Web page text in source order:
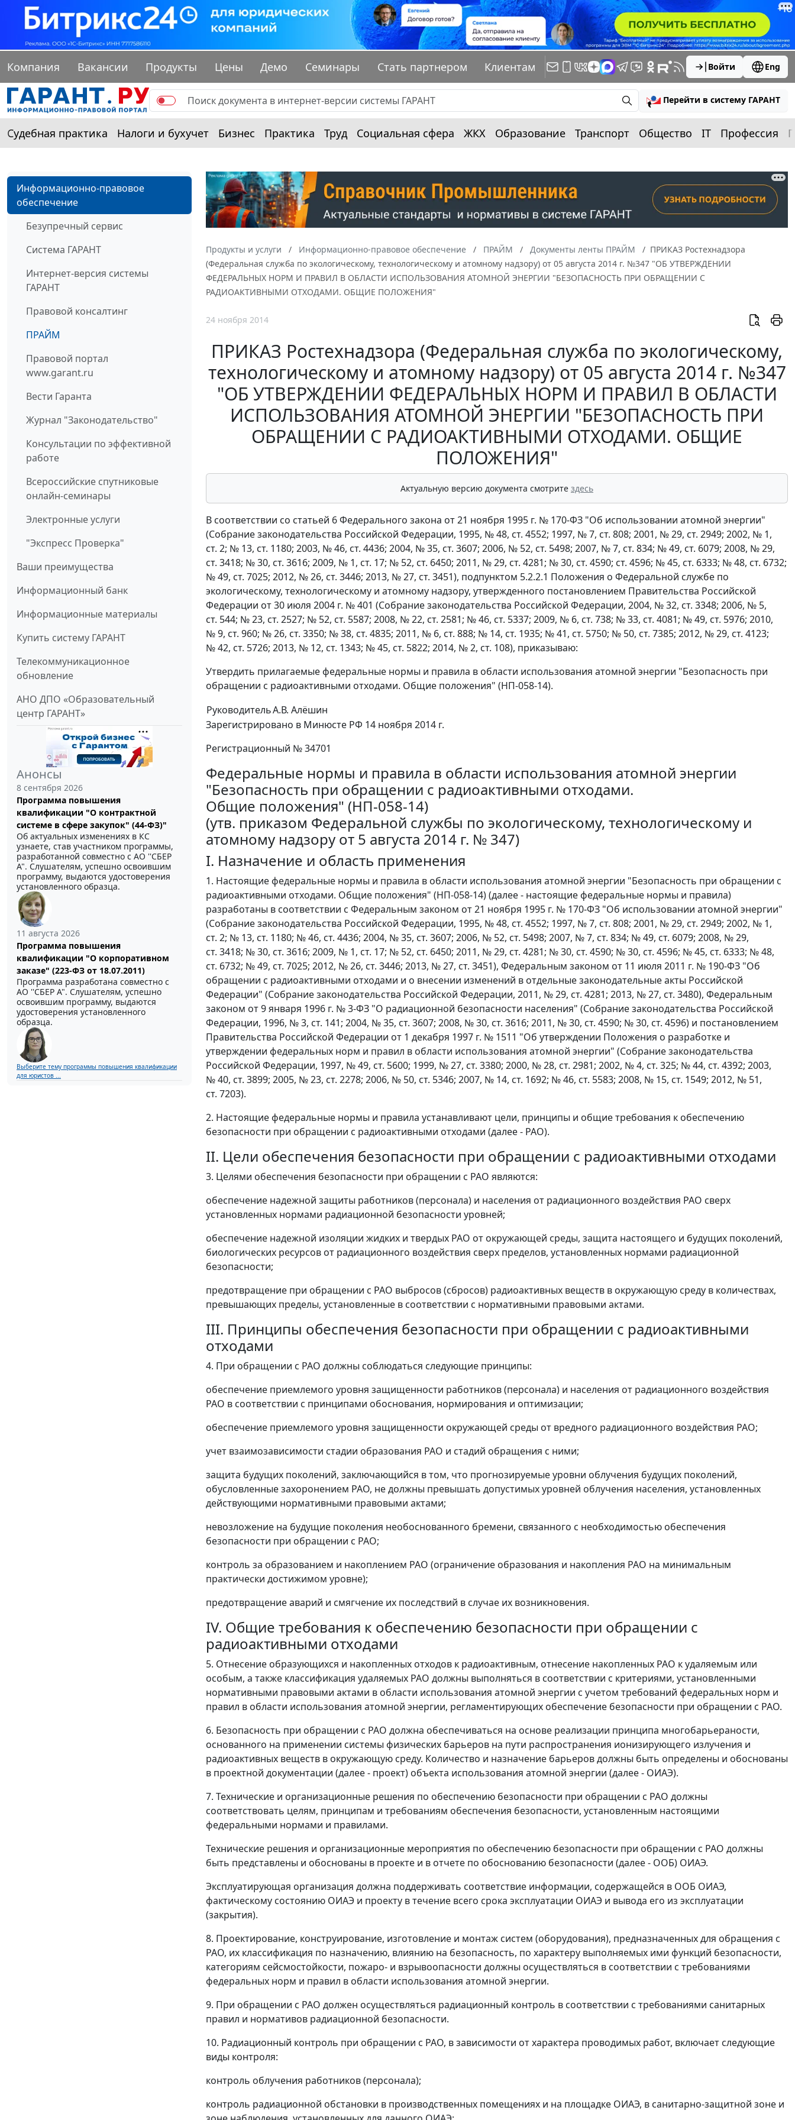
Компания Вакансии Продукты Цены Демо Семинары Стать партнером Клиентам Войти Eng
Перейти в систему ГАРАНТ
Судебная практика Налоги и бухучет Бизнес Практика Труд Социальная сфера ЖКХ Образование Транспорт Общество IT Профессия
Информационно-правовое
обеспечение
Безупречный сервис
Система ГАРАНТ
Интернет-версия системы
ГАРАНТ
Правовой консалтинг
ПРАЙМ
Правовой портал
www.garant.ru
Вести Гаранта
Журнал "Законодательство"
Консультации по эффективной
работе
Всероссийские спутниковые
онлайн-семинары
Электронные услуги
"Экспресс Проверка"
Ваши преимущества
Информационный банк
Информационные материалы
Купить систему ГАРАНТ
Телекоммуникационное
обновление
АНО ДПО «Образовательный
центр ГАРАНТ»
Анонсы
8 сентября 2026
Программа повышения
квалификации "О контрактной
системе в сфере закупок" (44-ФЗ)"
Об актуальных изменениях в КС
узнаете, став участником программы,
разработанной совместно с АО ''СБЕР
А". Слушателям, успешно освоившим
программу, выдаются удостоверения
установленного образца.
11 августа 2026
Программа повышения
квалификации "О корпоративном
заказе" (223-ФЗ от 18.07.2011)
Программа разработана совместно с
АО ''СБЕР А". Слушателям, успешно
освоившим программу, выдаются
удостоверения установленного
образца.
Выберите тему программы повышения квалификации
для юристов ...
Продукты и услуги Информационно-правовое обеспечение ПРАЙМ Документы ленты ПРАЙМ
ПРИКАЗ Ростехнадзора
(Федеральная служба по экологическому, технологическому и атомному надзору) от 05 августа 2014 г. №347 "ОБ УТВЕРЖДЕНИИ
ФЕДЕРАЛЬНЫХ НОРМ И ПРАВИЛ В ОБЛАСТИ ИСПОЛЬЗОВАНИЯ АТОМНОЙ ЭНЕРГИИ "БЕЗОПАСНОСТЬ ПРИ ОБРАЩЕНИИ С
РАДИОАКТИВНЫМИ ОТХОДАМИ. ОБЩИЕ ПОЛОЖЕНИЯ"
24 ноября 2014
ПРИКАЗ Ростехнадзора (Федеральная служба по экологическому,
технологическому и атомному надзору) от 05 августа 2014 г. №347
"ОБ УТВЕРЖДЕНИИ ФЕДЕРАЛЬНЫХ НОРМ И ПРАВИЛ В ОБЛАСТИ
ИСПОЛЬЗОВАНИЯ АТОМНОЙ ЭНЕРГИИ "БЕЗОПАСНОСТЬ ПРИ
ОБРАЩЕНИИ С РАДИОАКТИВНЫМИ ОТХОДАМИ. ОБЩИЕ
ПОЛОЖЕНИЯ"
Актуальную версию документа смотрите здесь
В соответствии со статьей 6 Федерального закона от 21 ноября 1995 г. № 170-ФЗ "Об использовании атомной энергии"
(Собрание законодательства Российской Федерации, 1995, № 48, ст. 4552; 1997, № 7, ст. 808; 2001, № 29, ст. 2949; 2002, № 1,
ст. 2; № 13, ст. 1180; 2003, № 46, ст. 4436; 2004, № 35, ст. 3607; 2006, № 52, ст. 5498; 2007, № 7, ст. 834; № 49, ст. 6079; 2008, № 29,
ст. 3418; № 30, ст. 3616; 2009, № 1, ст. 17; № 52, ст. 6450; 2011, № 29, ст. 4281; № 30, ст. 4590; ст. 4596; № 45, ст. 6333; № 48, ст. 6732;
№ 49, ст. 7025; 2012, № 26, ст. 3446; 2013, № 27, ст. 3451), подпунктом 5.2.2.1 Положения о Федеральной службе по
экологическому, технологическому и атомному надзору, утвержденного постановлением Правительства Российской
Федерации от 30 июля 2004 г. № 401 (Собрание законодательства Российской Федерации, 2004, № 32, ст. 3348; 2006, № 5,
ст. 544; № 23, ст. 2527; № 52, ст. 5587; 2008, № 22, ст. 2581; № 46, ст. 5337; 2009, № 6, ст. 738; № 33, ст. 4081; № 49, ст. 5976; 2010,
№ 9, ст. 960; № 26, ст. 3350; № 38, ст. 4835; 2011, № 6, ст. 888; № 14, ст. 1935; № 41, ст. 5750; № 50, ст. 7385; 2012, № 29, ст. 4123;
№ 42, ст. 5726; 2013, № 12, ст. 1343; № 45, ст. 5822; 2014, № 2, ст. 108), приказываю:
Утвердить прилагаемые федеральные нормы и правила в области использования атомной энергии "Безопасность при
обращении с радиоактивными отходами. Общие положения" (НП-058-14).
РуководительА.В. Алёшин
Зарегистрировано в Минюсте РФ 14 ноября 2014 г.
Регистрационный № 34701
Федеральные нормы и правила в области использования атомной энергии
"Безопасность при обращении с радиоактивными отходами.
Общие положения" (НП-058-14)
(утв. приказом Федеральной службы по экологическому, технологическому и
атомному надзору от 5 августа 2014 г. № 347)
I. Назначение и область применения
1. Настоящие федеральные нормы и правила в области использования атомной энергии "Безопасность при обращении с
радиоактивными отходами. Общие положения" (НП-058-14) (далее - настоящие федеральные нормы и правила)
разработаны в соответствии с Федеральным законом от 21 ноября 1995 г. № 170-ФЗ "Об использовании атомной энергии"
(Собрание законодательства Российской Федерации, 1995, № 48, ст. 4552; 1997, № 7, ст. 808; 2001, № 29, ст. 2949; 2002, № 1,
ст. 2; № 13, ст. 1180; № 46, ст. 4436; 2004, № 35, ст. 3607; 2006, № 52, ст. 5498; 2007, № 7, ст. 834; № 49, ст. 6079; 2008, № 29,
ст. 3418; № 30, ст. 3616; 2009, № 1, ст. 17; № 52, ст. 6450; 2011, № 29, ст. 4281; № 30, ст. 4590; № 30, ст. 4596; № 45, ст. 6333; № 48,
ст. 6732; № 49, ст. 7025; 2012, № 26, ст. 3446; 2013, № 27, ст. 3451), Федеральным законом от 11 июля 2011 г. № 190-ФЗ "Об
обращении с радиоактивными отходами и о внесении изменений в отдельные законодательные акты Российской
Федерации" (Собрание законодательства Российской Федерации, 2011, № 29, ст. 4281; 2013, № 27, ст. 3480), Федеральным
законом от 9 января 1996 г. № 3-ФЗ "О радиационной безопасности населения" (Собрание законодательства Российской
Федерации, 1996, № 3, ст. 141; 2004, № 35, ст. 3607; 2008, № 30, ст. 3616; 2011, № 30, ст. 4590; № 30, ст. 4596) и постановлением
Правительства Российской Федерации от 1 декабря 1997 г. № 1511 "Об утверждении Положения о разработке и
утверждении федеральных норм и правил в области использования атомной энергии" (Собрание законодательства
Российской Федерации, 1997, № 49, ст. 5600; 1999, № 27, ст. 3380; 2000, № 28, ст. 2981; 2002, № 4, ст. 325; № 44, ст. 4392; 2003,
№ 40, ст. 3899; 2005, № 23, ст. 2278; 2006, № 50, ст. 5346; 2007, № 14, ст. 1692; № 46, ст. 5583; 2008, № 15, ст. 1549; 2012, № 51,
ст. 7203).
2. Настоящие федеральные нормы и правила устанавливают цели, принципы и общие требования к обеспечению
безопасности при обращении с радиоактивными отходами (далее - РАО).
II. Цели обеспечения безопасности при обращении с радиоактивными отходами
3. Целями обеспечения безопасности при обращении с РАО являются:
обеспечение надежной защиты работников (персонала) и населения от радиационного воздействия РАО сверх
установленных нормами радиационной безопасности уровней;
обеспечение надежной изоляции жидких и твердых РАО от окружающей среды, защита настоящего и будущих поколений,
биологических ресурсов от радиационного воздействия сверх пределов, установленных нормами радиационной
безопасности;
предотвращение при обращении с РАО выбросов (сбросов) радиоактивных веществ в окружающую среду в количествах,
превышающих пределы, установленные в соответствии с нормативными правовыми актами.
III. Принципы обеспечения безопасности при обращении с радиоактивными
отходами
4. При обращении с РАО должны соблюдаться следующие принципы:
обеспечение приемлемого уровня защищенности работников (персонала) и населения от радиационного воздействия
РАО в соответствии с принципами обоснования, нормирования и оптимизации;
обеспечение приемлемого уровня защищенности окружающей среды от вредного радиационного воздействия РАО;
учет взаимозависимости стадии образования РАО и стадий обращения с ними;
защита будущих поколений, заключающийся в том, что прогнозируемые уровни облучения будущих поколений,
обусловленные захоронением РАО, не должны превышать допустимых уровней облучения населения, установленных
действующими нормативными правовыми актами;
невозложение на будущие поколения необоснованного бремени, связанного с необходимостью обеспечения
безопасности при обращении с РАО;
контроль за образованием и накоплением РАО (ограничение образования и накопления РАО на минимальным
практически достижимом уровне);
предотвращение аварий и смягчение их последствий в случае их возникновения.
IV. Общие требования к обеспечению безопасности при обращении с
радиоактивными отходами
5. Отнесение образующихся и накопленных отходов к радиоактивным, отнесение накопленных РАО к удаляемым или
особым, а также классификация удаляемых РАО должны выполняться в соответствии с критериями, установленными
нормативными правовыми актами в области использования атомной энергии с учетом требований федеральных норм и
правил в области использования атомной энергии, регламентирующих обеспечение безопасности при обращении с РАО.
6. Безопасность при обращении с РАО должна обеспечиваться на основе реализации принципа многобарьераности,
основанного на применении системы физических барьеров на пути распространения ионизирующего излучения и
радиоактивных веществ в окружающую среду. Количество и назначение барьеров должны быть определены и обоснованы
в проектной документации (далее - проект) объекта использования атомной энергии (далее - ОИАЭ).
7. Технические и организационные решения по обеспечению безопасности при обращении с РАО должны
соответствовать целям, принципам и требованиям обеспечения безопасности, установленным настоящими
федеральными нормами и правилами.
Технические решения и организационные мероприятия по обеспечению безопасности при обращении с РАО должны
быть представлены и обоснованы в проекте и в отчете по обоснованию безопасности (далее - ООБ) ОИАЭ.
Эксплуатирующая организация должна поддерживать соответствие информации, содержащейся в ООБ ОИАЭ,
фактическому состоянию ОИАЭ и проекту в течение всего срока эксплуатации ОИАЭ и вывода его из эксплуатации
(закрытия).
8. Проектирование, конструирование, изготовление и монтаж систем (оборудования), предназначенных для обращения с
РАО, их классификация по назначению, влиянию на безопасность, по характеру выполняемых ими функций безопасности,
категориям сейсмостойкости, пожаро- и взрывоопасности должны осуществляться в соответствии с требованиями
федеральных норм и правил в области использования атомной энергии.
9. При обращении с РАО должен осуществляться радиационный контроль в соответствии с требованиями санитарных
правил и нормативов радиационной безопасности.
10. Радиационный контроль при обращении с РАО, в зависимости от характера проводимых работ, включает следующие
виды контроля:
контроль облучения работников (персонала);
контроль радиационной обстановки в производственных помещениях и на площадке ОИАЭ, в санитарно-защитной зоне и